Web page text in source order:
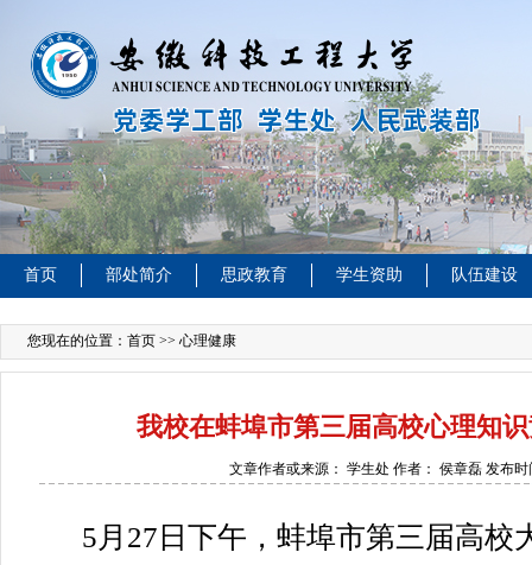
首页 部处简介 思政教育 学生资助 队伍建设
您现在的位置： 首页 >> 心理健康
我校在蚌埠市第三届高校心理知
文章作者或来源：学生处 作者： 侯章磊 发布时
5月27日下午，蚌埠市第三届高校